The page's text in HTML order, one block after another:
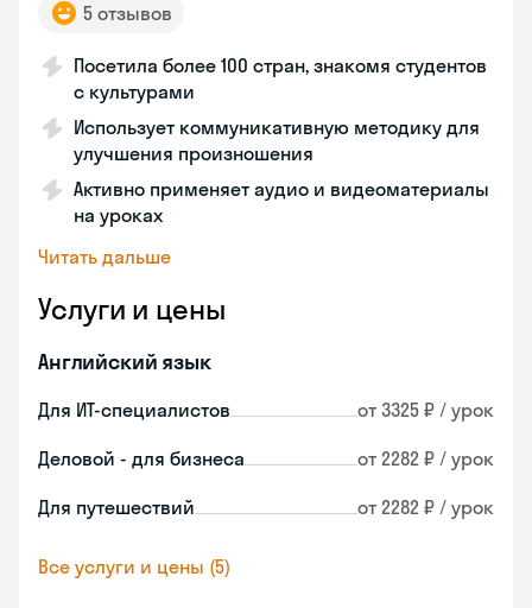
5 отзывов
Посетила более 100 стран, знакомя студентов
с культурами
Использует коммуникативную методику для
улучшения произношения
Активно применяет аудио и видеоматериалы
на уроках
Читать дальше
Услуги и цены
Английский язык
Для ИТ-специалистов от 3325 ₽ / урок
Деловой - для бизнеса от 2282 ₽ / урок
Для путешествий от 2282 ₽ / урок
Все услуги и цены (5)